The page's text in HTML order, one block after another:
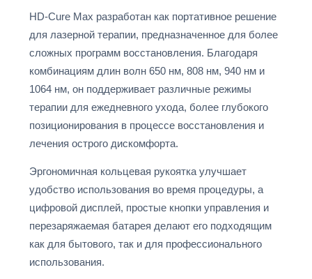
HD-Cure Max разработан как портативное решение
для лазерной терапии, предназначенное для более
сложных программ восстановления. Благодаря
комбинациям длин волн 650 нм, 808 нм, 940 нм и
1064 нм, он поддерживает различные режимы
терапии для ежедневного ухода, более глубокого
позиционирования в процессе восстановления и
лечения острого дискомфорта.
Эргономичная кольцевая рукоятка улучшает
удобство использования во время процедуры, а
цифровой дисплей, простые кнопки управления и
перезаряжаемая батарея делают его подходящим
как для бытового, так и для профессионального
использования.